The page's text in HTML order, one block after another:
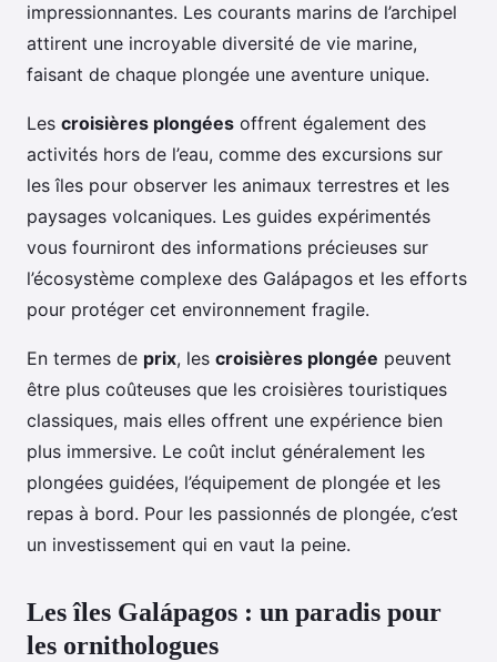
impressionnantes. Les courants marins de l’archipel
attirent une incroyable diversité de vie marine,
faisant de chaque plongée une aventure unique.
Les croisières plongées offrent également des
activités hors de l’eau, comme des excursions sur
les îles pour observer les animaux terrestres et les
paysages volcaniques. Les guides expérimentés
vous fourniront des informations précieuses sur
l’écosystème complexe des Galápagos et les efforts
pour protéger cet environnement fragile.
En termes de prix, les croisières plongée peuvent
être plus coûteuses que les croisières touristiques
classiques, mais elles offrent une expérience bien
plus immersive. Le coût inclut généralement les
plongées guidées, l’équipement de plongée et les
repas à bord. Pour les passionnés de plongée, c’est
un investissement qui en vaut la peine.
Les îles Galápagos : un paradis pour
les ornithologues